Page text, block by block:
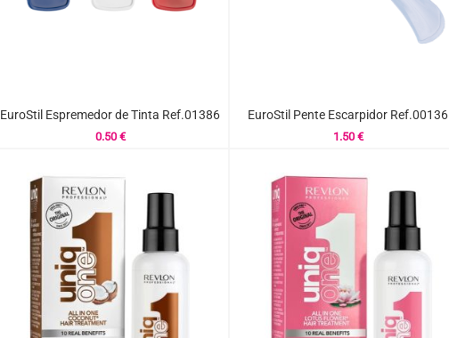
EuroStil Espremedor de Tinta Ref.01386
0.50 €
EuroStil Pente Escarpidor Ref.00136
1.50 €